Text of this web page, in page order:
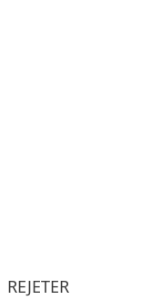
REJETER